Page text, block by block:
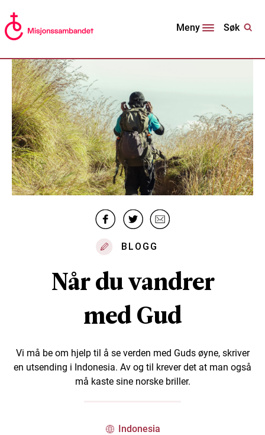
Meny Søk
BLOGG
Når du vandrer
med Gud
Vi må be om hjelp til å se verden med Guds øyne, skriver
en utsending i Indonesia. Av og til krever det at man også
må kaste sine norske briller.
Indonesia